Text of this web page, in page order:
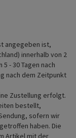
angegeben ist,
innerhalb von 2
- 30 Tagen nach
nach dem Zeitpunkt
Zustellung erfolgt.
bestellt,
sofern wir
haben. Die
Artikel mit der